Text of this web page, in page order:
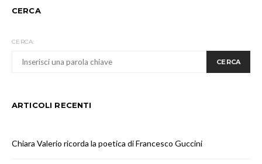
CERCA
CERCA:
CERCA
ARTICOLI RECENTI
Chiara Valerio ricorda la poetica di Francesco Guccini